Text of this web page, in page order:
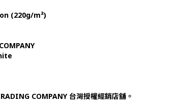
(220g/m²)
COMPANY 台灣授權經銷店舖。